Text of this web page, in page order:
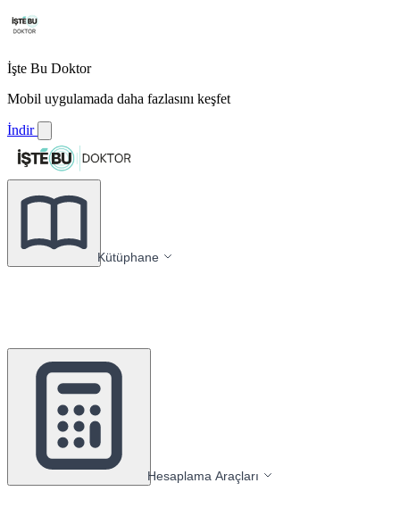
İşte Bu Doktor
Mobil uygulamada daha fazlasını keşfet
İndir
Kütüphane
Hesaplama Araçları